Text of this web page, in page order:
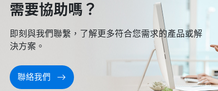
需要協助嗎？
即刻與我們聯繫，了解更多符合您需求的產品或解
決方案。
聯絡我們